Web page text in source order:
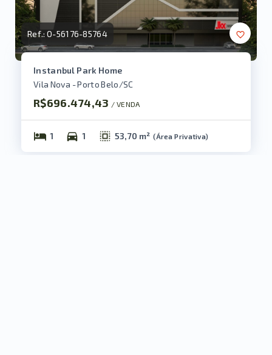
Ref.:O-56176-85764
Instanbul Park Home
Vila Nova - Porto Belo/SC
R$696.474,43 / VENDA
1 1 53,70 m² (Área Privativa)